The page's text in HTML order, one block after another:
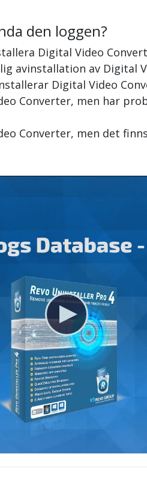
den loggen?
Digital Video
avinstallation av Digital
Digital Video
Converter, men har
Converter, men det